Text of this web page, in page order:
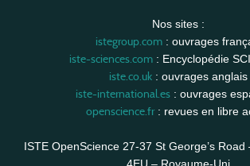
Nos sites :
istegroup.com: ouvrages
iste-sciences.com: Encyclopédie
iste.co.uk : ouvrages anglais
iste-international.es: ouvrages
openscience.fr: revues en libre
ISTE OpenScience 27-37 St George’s